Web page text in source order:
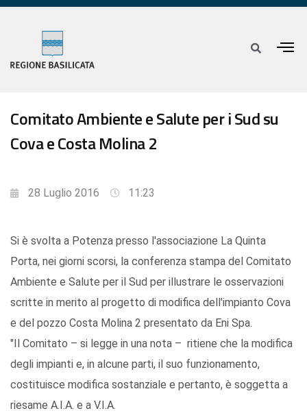
Comitato Ambiente e Salute per i Sud su
Cova e Costa Molina 2
28 Luglio 2016 11:23
Si è svolta a Potenza presso l'associazione La Quinta
Porta, nei giorni scorsi, la conferenza stampa del Comitato
Ambiente e Salute per il Sud per illustrare le osservazioni
scritte in merito al progetto di modifica dell'impianto Cova
e del pozzo Costa Molina 2 presentato da Eni Spa.
"Il Comitato – si legge in una nota – ritiene che la modifica
degli impianti e, in alcune parti, il suo funzionamento,
costituisce modifica sostanziale e pertanto, è soggetta a
riesame A.I.A. e a V.I.A.